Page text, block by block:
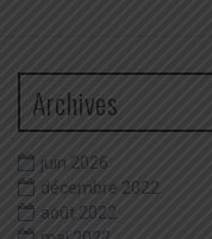
Archives
juin 2026
décembre 2022
août 2022